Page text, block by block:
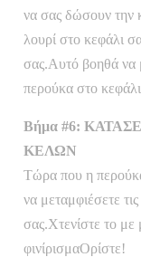
να σας δώσουν την
λουρί στο κεφάλι
σας.Αυτό βοηθά να
περούκα στο
Βήμα #6:
ΚΕΛΩΝ
Τώρα που η
να μεταμφιέσετε
σας.Χτενίστε το με
φινίρισμαΟρίστε!